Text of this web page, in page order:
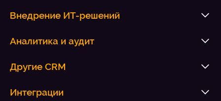
Внедрение ИТ-решений
Аналитика и аудит
Другие CRM
Интеграции